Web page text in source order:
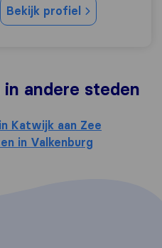
Bekijk profiel
andere steden
Katwijk aan Zee
in Valkenburg